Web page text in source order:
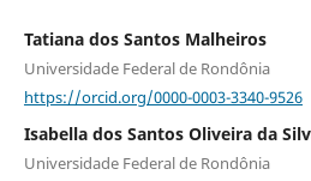
Tatiana dos Santos Malheiros
Universidade Federal de Rondônia
https://orcid.org/0000-0003-3340-9526
Isabella dos Santos Oliveira da
Universidade Federal de Rondônia